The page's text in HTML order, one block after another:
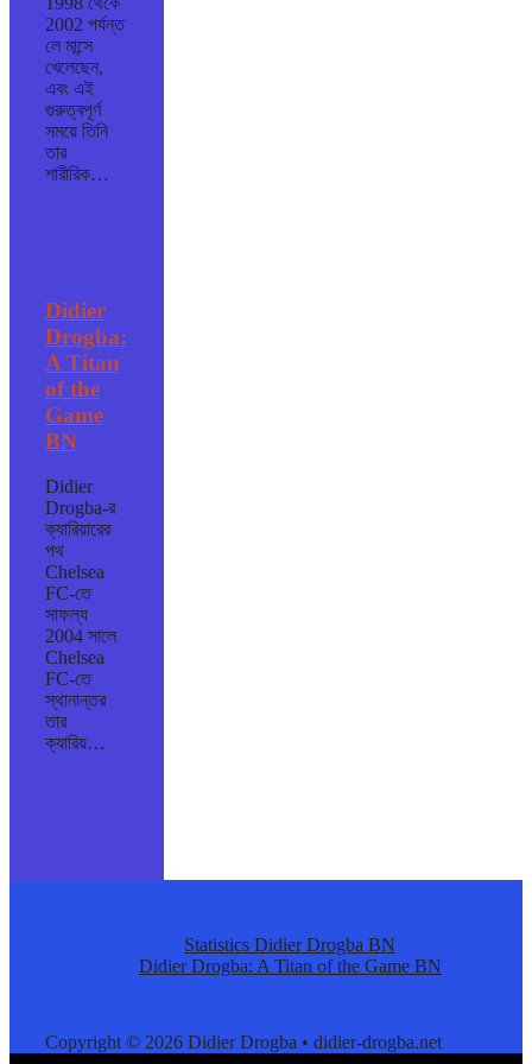
2002 পর্যন্ত
লে মান্সে
খেলেছেন,
এবং এই
গুরুত্বপূর্ণ
সময়ে তিনি
তার
শারীরিক…
Didier
Drogba:
A Titan
of the
Game
BN
Didier
Drogba-র
ক্যারিয়ারের
পথ
Chelsea
FC-তে
সাফল্য
2004 সালে
Chelsea
FC-তে
স্থানান্তর
তার
ক্যারিয়…
Statistics Didier Drogba BN
Didier Drogba: A Titan of the Game BN
Copyright © 2026 Didier Drogba • didier-drogba.net